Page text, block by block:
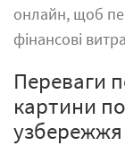
онлайн, щоб
фінансові
Переваги
картини